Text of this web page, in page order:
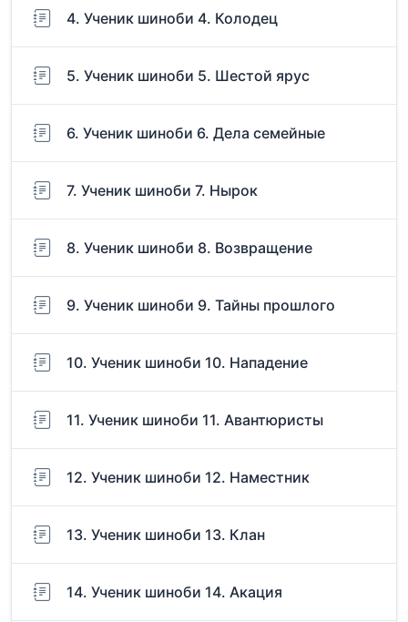
4. Ученик шиноби 4. Колодец
5. Ученик шиноби 5. Шестой ярус
6. Ученик шиноби 6. Дела семейные
7. Ученик шиноби 7. Нырок
8. Ученик шиноби 8. Возвращение
9. Ученик шиноби 9. Тайны прошлого
10. Ученик шиноби 10. Нападение
11. Ученик шиноби 11. Авантюристы
12. Ученик шиноби 12. Наместник
13. Ученик шиноби 13. Клан
14. Ученик шиноби 14. Акация